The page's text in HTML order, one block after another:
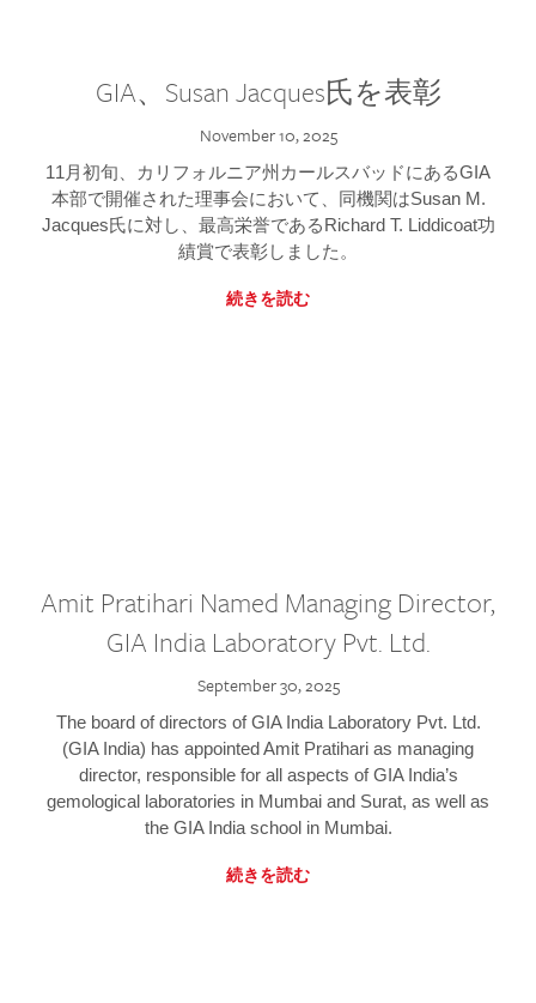
GIA、Susan Jacques氏を表彰
November 10, 2025
11月初旬、カリフォルニア州カールスバッドにあるGIA
本部で開催された理事会において、同機関はSusan M.
Jacques氏に対し、最高栄誉であるRichard T. Liddicoat功
績賞で表彰しました。
続きを読む
Amit Pratihari Named Managing Director,
GIA India Laboratory Pvt. Ltd.
September 30, 2025
The board of directors of GIA India Laboratory Pvt. Ltd.
(GIA India) has appointed Amit Pratihari as managing
director, responsible for all aspects of GIA India’s
gemological laboratories in Mumbai and Surat, as well as
the GIA India school in Mumbai.
続きを読む